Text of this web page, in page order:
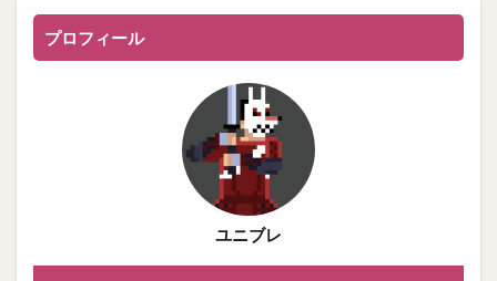
プロフィール
ユニブレ